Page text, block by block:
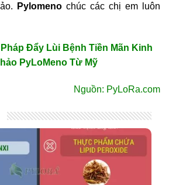
Pylomeno chúc các chị em luôn
Đẩy Lùi Bệnh Tiền Mãn Kinh
PyLoMeno Từ Mỹ
Nguồn: PyLoRa.com